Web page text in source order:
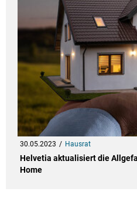
30.05.2023 Hausrat
Helvetia aktualisiert die
Home